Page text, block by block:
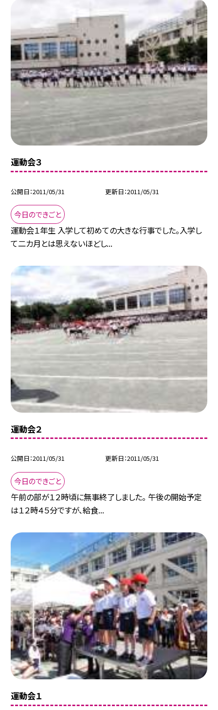
運動会３
公開日 2011/05/31 更新日 2011/05/31
今日のできごと
運動会１年生 入学して初めての大きな行事でした。入学し
て二カ月とは思えないほどし...
運動会２
公開日 2011/05/31 更新日 2011/05/31
今日のできごと
午前の部が１２時頃に無事終了しました。 午後の開始予定
は１２時４５分ですが、給食...
運動会１